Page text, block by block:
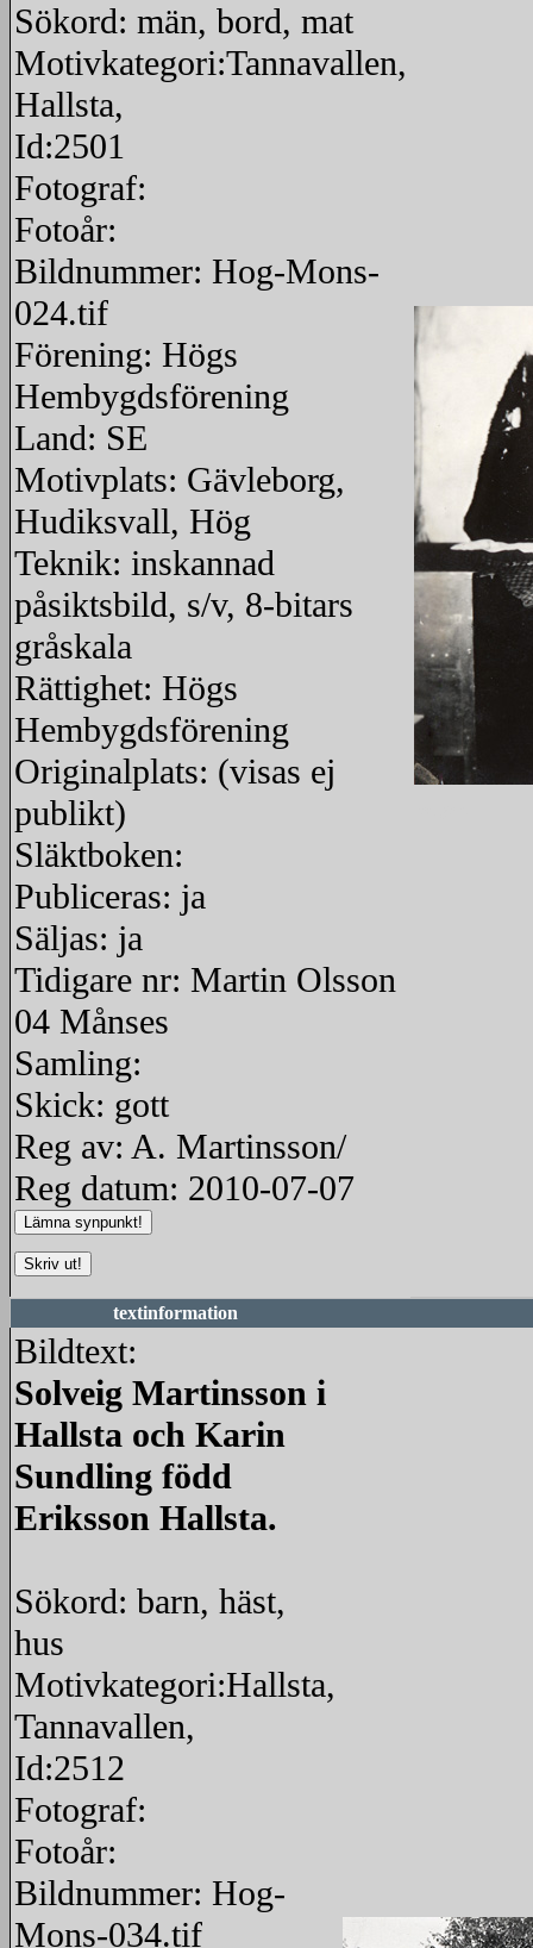
Sökord: män, bord, mat
Motivkategori:Tannavallen,
Hallsta,
Id:2501
Fotograf:
Fotoår:
Bildnummer: Hog-Mons-
024.tif
Förening: Högs
Hembygdsförening
Land: SE
Motivplats: Gävleborg,
Hudiksvall, Hög
Teknik: inskannad
påsiktsbild, s/v, 8-bitars
gråskala
Rättighet: Högs
Hembygdsförening
Originalplats: (visas ej
publikt)
Släktboken:
Publiceras: ja
Säljas: ja
Tidigare nr: Martin Olsson
04 Månses
Samling:
Skick: gott
Reg av: A. Martinsson/
Reg datum: 2010-07-07
textinformation
Bildtext:
Solveig Martinsson i
Hallsta och Karin
Sundling född
Eriksson Hallsta.
Sökord: barn, häst,
hus
Motivkategori:Hallsta,
Tannavallen,
Id:2512
Fotograf:
Fotoår:
Bildnummer: Hog-
Mons-034.tif